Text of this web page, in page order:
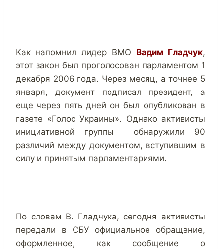
Как напомнил лидер ВМО Вадим Гладчук,
этот закон был проголосован парламентом 1
декабря 2006 года. Через месяц, а точнее 5
января, документ подписал президент, а
еще через пять дней он был опубликован в
газете «Голос Украины». Однако активисты
инициативной группы обнаружили 90
различий между документом, вступившим в
силу и принятым парламентариями.
По словам В. Гладчука, сегодня активисты
передали в СБУ официальное обращение,
оформленное, как сообщение о